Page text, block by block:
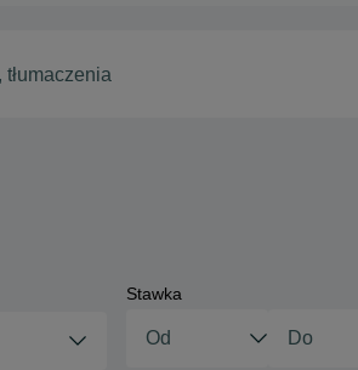
Stawka